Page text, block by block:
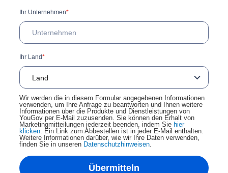
*
Ihr Unternehmen
*
Ihr Land
Wir werden die in diesem Formular angegebenen Informationen
verwenden, um Ihre Anfrage zu beantworten und Ihnen weitere
Informationen über die Produkte und Dienstleistungen von
YouGov per E-Mail zuzusenden. Sie können den Erhalt von
Marketingmitteilungen jederzeit beenden, indem Sie hier
klicken. Ein Link zum Abbestellen ist in jeder E-Mail enthalten.
Weitere Informationen darüber, wie wir Ihre Daten verwenden,
finden Sie in unseren Datenschutzhinweisen.
Übermitteln